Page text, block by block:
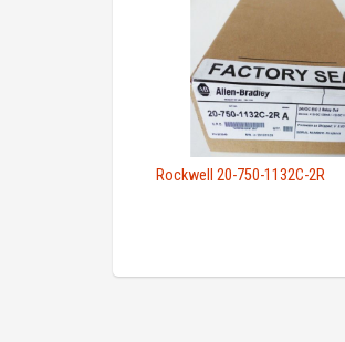
Rockwell 20-750-1132C-2R